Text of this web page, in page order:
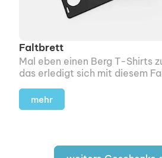
Faltbrett
Mal eben einen Berg T-Shirts
das erledigt sich mit diesem
mehr